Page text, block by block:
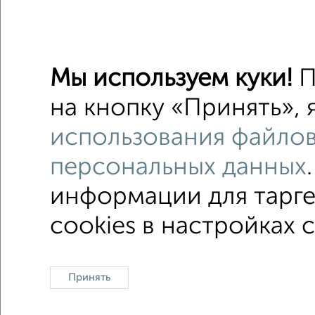
С
В черте
На
Контакты
Мы используем куки!
на кнопку «Принять»,
использования
персональных данных
информации для
cookies в настройках
Принять